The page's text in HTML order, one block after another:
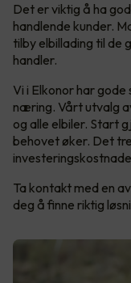
Det er viktig å ha
handlende kunder.
tilby elbillading til de
handler.
Vi i Elkonor har
næring. Vårt utvalg
og alle elbiler. Start
behovet øker. Det
Ta kontakt med en
deg å finne riktig